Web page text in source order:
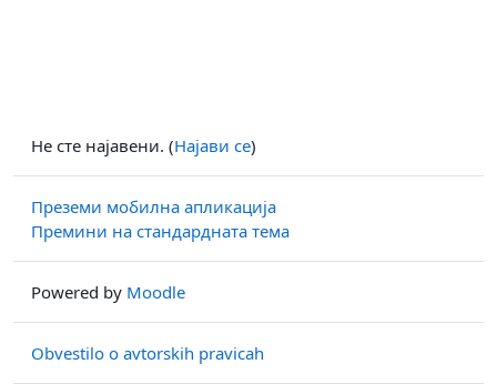
Не сте најавени. (Најави се)
Преземи мобилна апликација
Премини на стандардната тема
Powered by Moodle
Obvestilo o avtorskih pravicah